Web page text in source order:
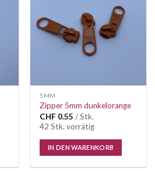
Wunschliste
5MM
Zipper 5mm dunkelorange
CHF 0.55 / Stk.
42 Stk. vorrätig
IN DEN WARENKORB